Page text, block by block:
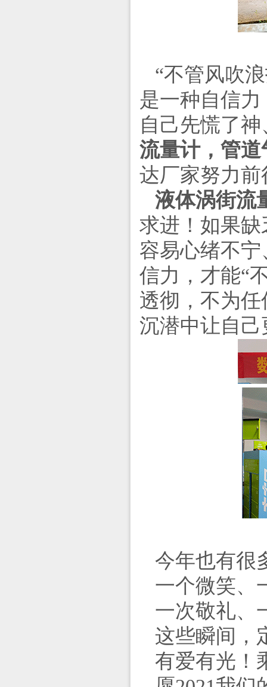
“不管风吹
是一种自信
自己先慌了
流量计，管
达厂家努力
液体涡街流
求进！如果
容易心绪不
信力，才能“
透彻，不为
沉潜中让自
今年也有很
一个微笑、
一次敬礼、
这些瞬间，
有爱有光！